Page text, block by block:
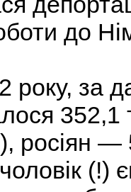
до
року, за
росіян
(!)